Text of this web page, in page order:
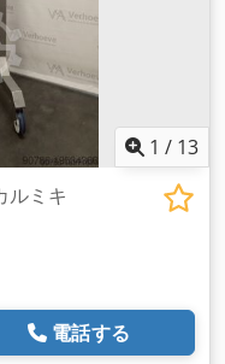
1 / 13
ルミキ
電話する